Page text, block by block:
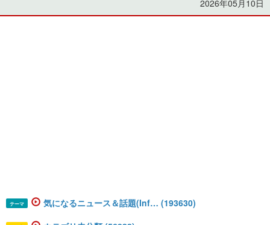
2026年05月10日
テーマ 気になるニュース＆話題(Inf… (193630)